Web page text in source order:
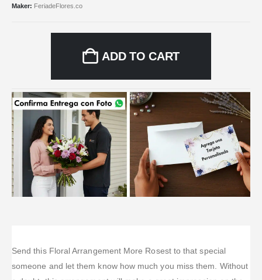
Maker: FeriadeFlores.co
ADD TO CART
Send this Floral Arrangement More Rosest to that special
someone and let them know how much you miss them. Without